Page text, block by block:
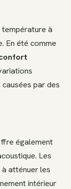
température à
En été comme
par des
également
Les
atténuer les
intérieur